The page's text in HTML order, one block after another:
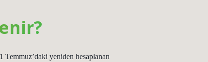
Temmuz’daki yeniden hesaplanan